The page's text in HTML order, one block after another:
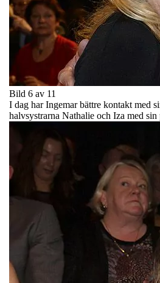
Bild 6 av 11
I dag har Ingemar bättre kontakt med
halvsystrarna Nathalie och Iza med sin